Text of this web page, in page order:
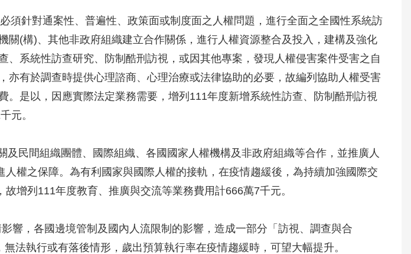
針對通案性、普遍性、政策面或制度面之人權問題，進行全面之全國性系統訪
)、其他非政府組織建立合作關係，進行人權資源整合及投入，建構及強化
統性訪查研究、防制酷刑訪視，或因其他專案，發現人權侵害案件受害之自
於調查時提供心理諮商、心理治療或法律協助的必要，故編列協助人權受害
以，因應實際法定業務需要，增列111年度新增系統性訪查、防制酷刑訪視
元。
民間組織團體、國際組織、各國國家人權機構及非政府組織等合作，並推廣人
之保障。為有利國家與國際人權的接軌，在疫情趨緩後，為持續加強國際交
列111年度教育、推廣與交流等業務費用計666萬7千元。
響，各國邊境管制及國內人流限制的影響，造成一部分「訪視、調查與合
執行或有落後情形，歲出預算執行率在疫情趨緩時，可望大幅提升。